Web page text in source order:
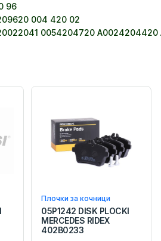
96
004 420 02
0054204720 A0024204420
Плочки за кочници
05P1242 DISK PLOCKI
MERCEDES RIDEX
402B0233